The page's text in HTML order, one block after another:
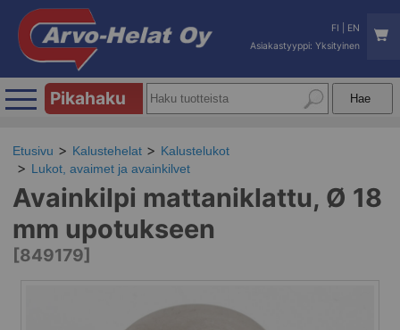
FI
EN
Asiakastyyppi: Yksityinen
Pikahaku
Etusivu Kalustehelat
Kalustelukot
Lukot, avaimet ja avainkilvet
Avainkilpi mattaniklattu, Ø 18
mm upotukseen
[849179]